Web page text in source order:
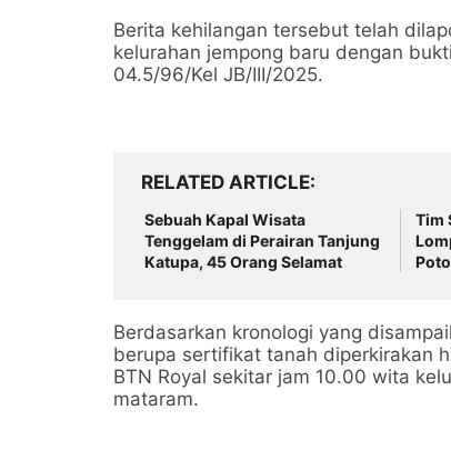
Berita kehilangan tersebut telah
kelurahan jempong baru dengan
04.5/96/Kel JB/III/2025.
RELATED ARTICLE
Sebuah Kapal Wisata
Tenggelam di Perairan Tanjung
Katupa, 45 Orang Selamat
Tim
Berdasarkan kronologi yang
berupa sertifikat tanah diperkirakan
BTN Royal sekitar jam 10.00 wita
mataram.